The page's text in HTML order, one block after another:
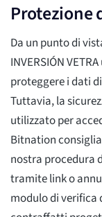
Protezione
Da un punto di
INVERSIÓN
proteggere i dati
Tuttavia, la
utilizzato per
Bitnation
nostra procedura
tramite link o
modulo di verifica